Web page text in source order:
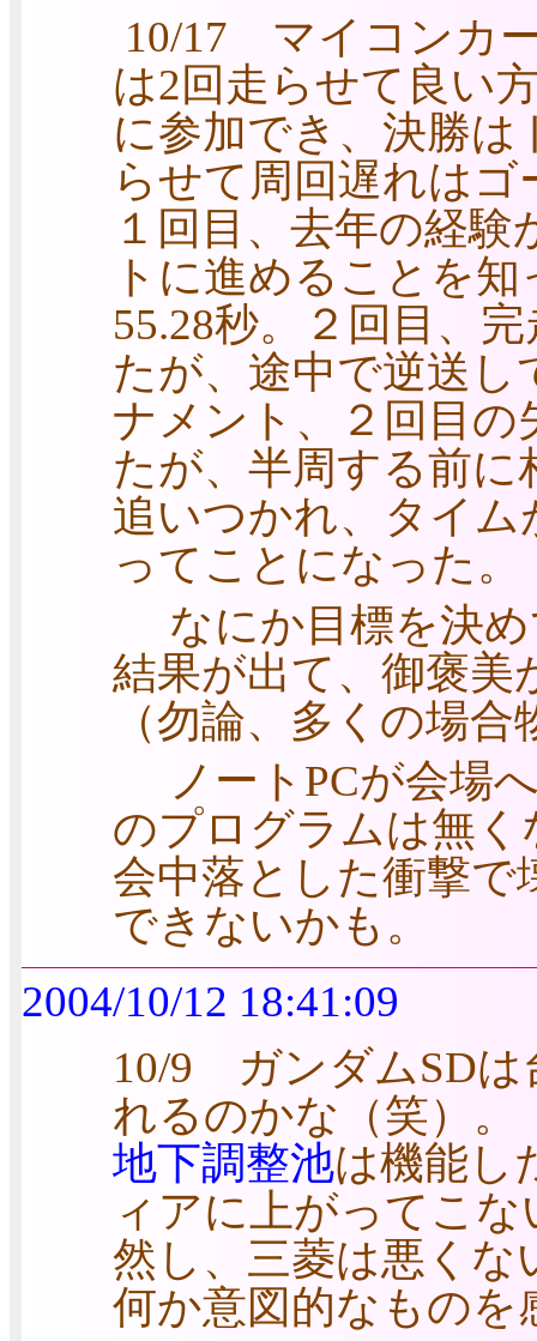
10/17 マイコンカ
は2回走らせて良い
に参加でき、決勝は
らせて周回遅れは
１回目、去年の経
トに進めることを
55.28秒。２回目、
たが、途中で逆送し
ナメント、２回目
たが、半周する前に
追いつかれ、タイム
ってことになった。
なにか目標を決め
結果が出て、御褒美
（勿論、多くの場
ノートPCが会場
のプログラムは無
会中落とした衝撃で
できないかも。
2004/10/12 18:41:09
10/9 ガンダムSDは
れるのかな（笑）。
地下調整池は機能し
ィアに上がってこな
然し、三菱は悪くな
何か意図的なものを